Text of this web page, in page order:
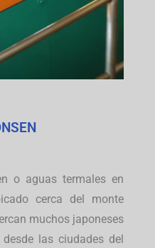
o aguas termales en
cerca del monte
muchos japoneses
las ciudades del